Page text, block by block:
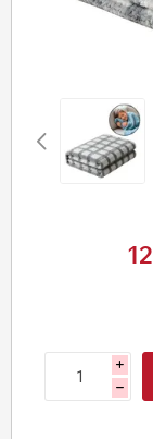
12
i
h